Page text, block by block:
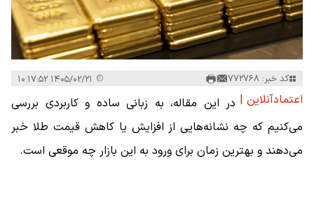
کد خبر: 772768
اعتمادآنلاین | در این مقاله، به زبانی ساده و کاربردی بررسی
می‌کنیم که چه نشانه‌هایی از افزایش یا کاهش قیمت طلا خبر
می‌دهند و بهترین زمان برای ورود به این بازار چه موقعی است.